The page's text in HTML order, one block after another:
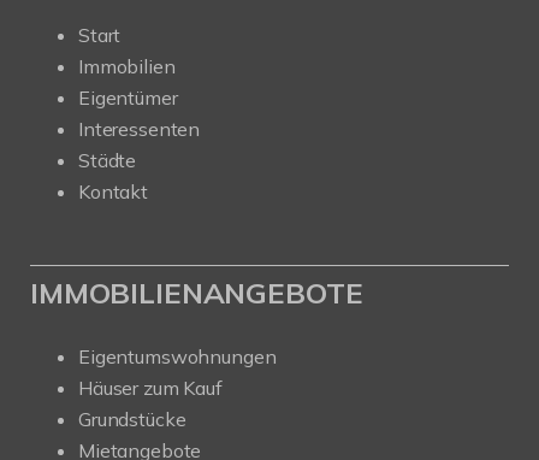
Start
Immobilien
Eigentümer
Interessenten
Städte
Kontakt
IMMOBILIENANGEBOTE
Eigentumswohnungen
Häuser zum Kauf
Grundstücke
Mietangebote